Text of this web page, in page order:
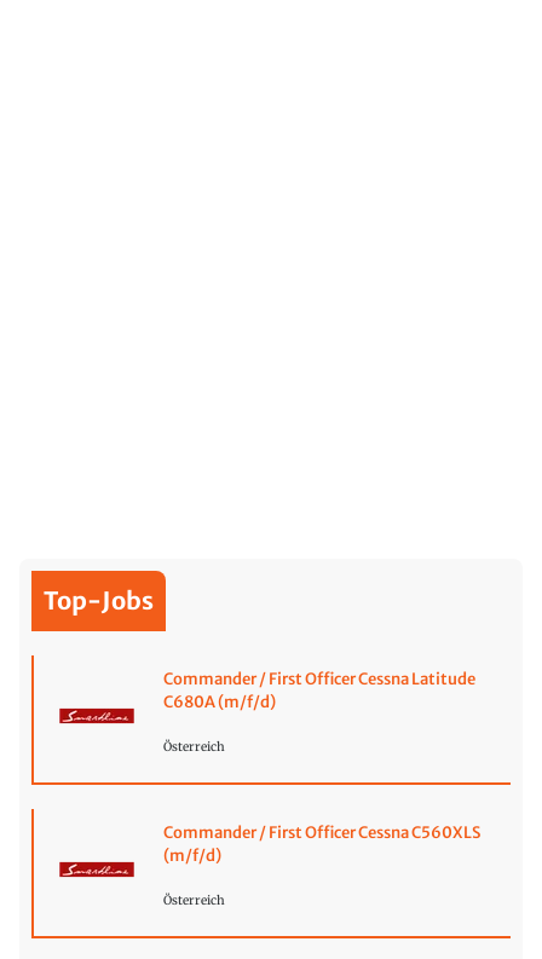
Top-Jobs
Commander / First Officer Cessna Latitude
C680A (m/f/d)
Österreich
Commander / First Officer Cessna C560XLS
(m/f/d)
Österreich